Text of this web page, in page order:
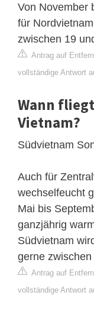
Von November
für
zwischen 19
Antrag auf
vollständige Antwort
Wann
Vietnam?
Südvietnam
Auch für
wechselfeucht
Mai bis
ganzjährig
Südvietnam
gerne
Antrag auf
vollständige Antwort